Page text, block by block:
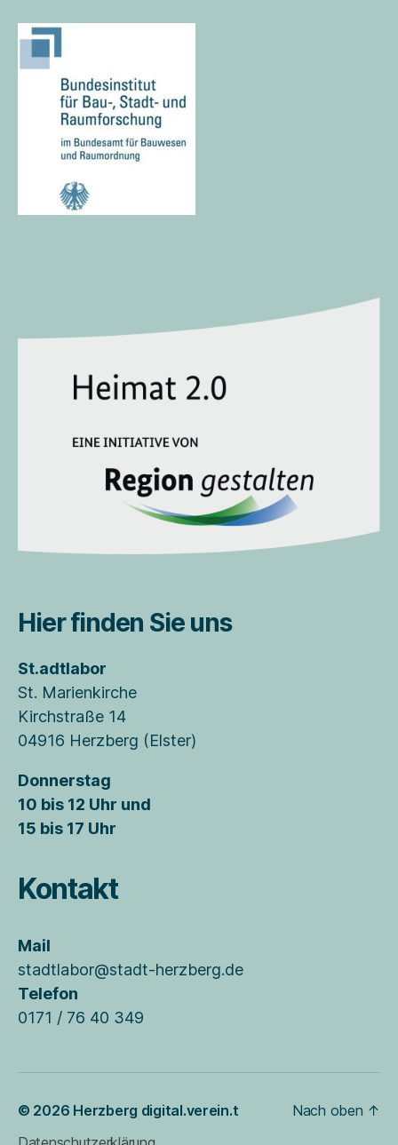
Hier finden Sie uns
St.adtlabor
St. Marienkirche
Kirchstraße 14
04916 Herzberg (Elster)
Donnerstag
10 bis 12 Uhr und
15 bis 17 Uhr
Kontakt
Mail
stadtlabor@stadt-herzberg.de
Telefon
0171 / 76 40 349
© 2026 Herzberg digital.verein.t
Nach oben ↑